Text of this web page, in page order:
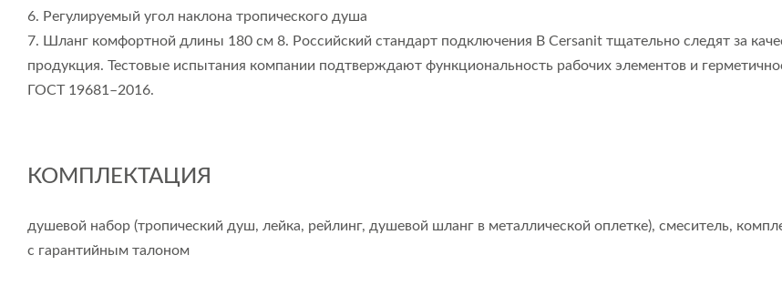
6. Регулируемый угол наклона тропического душа
7. Шланг комфортной длины 180 см 8. Российский стандарт подключения В Cersanit тщательно следят за
продукция. Тестовые испытания компании подтверждают функциональность рабочих элементов и
ГОСТ 19681–2016.
КОМПЛЕКТАЦИЯ
душевой набор (тропический душ, лейка, рейлинг, душевой шланг в металлической оплетке), смеситель,
с гарантийным талоном